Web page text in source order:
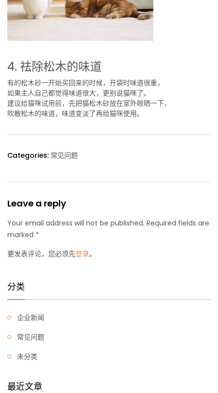
4. 祛除松木的味道
有的松木砂一开始买回来的时候，开袋时味道很重，
如果主人自己都觉得味道很大，更别说猫咪了。
建议给猫咪试用前，先把猫松木砂放在室外晾晒一下，
吹散松木的味道，味道变淡了再给猫咪使用。
Categories: 常见问题
Leave a reply
Your email address will not be published. Required fields are
marked *
要发表评论，您必须先登录。
分类
企业新闻
常见问题
未分类
最近文章